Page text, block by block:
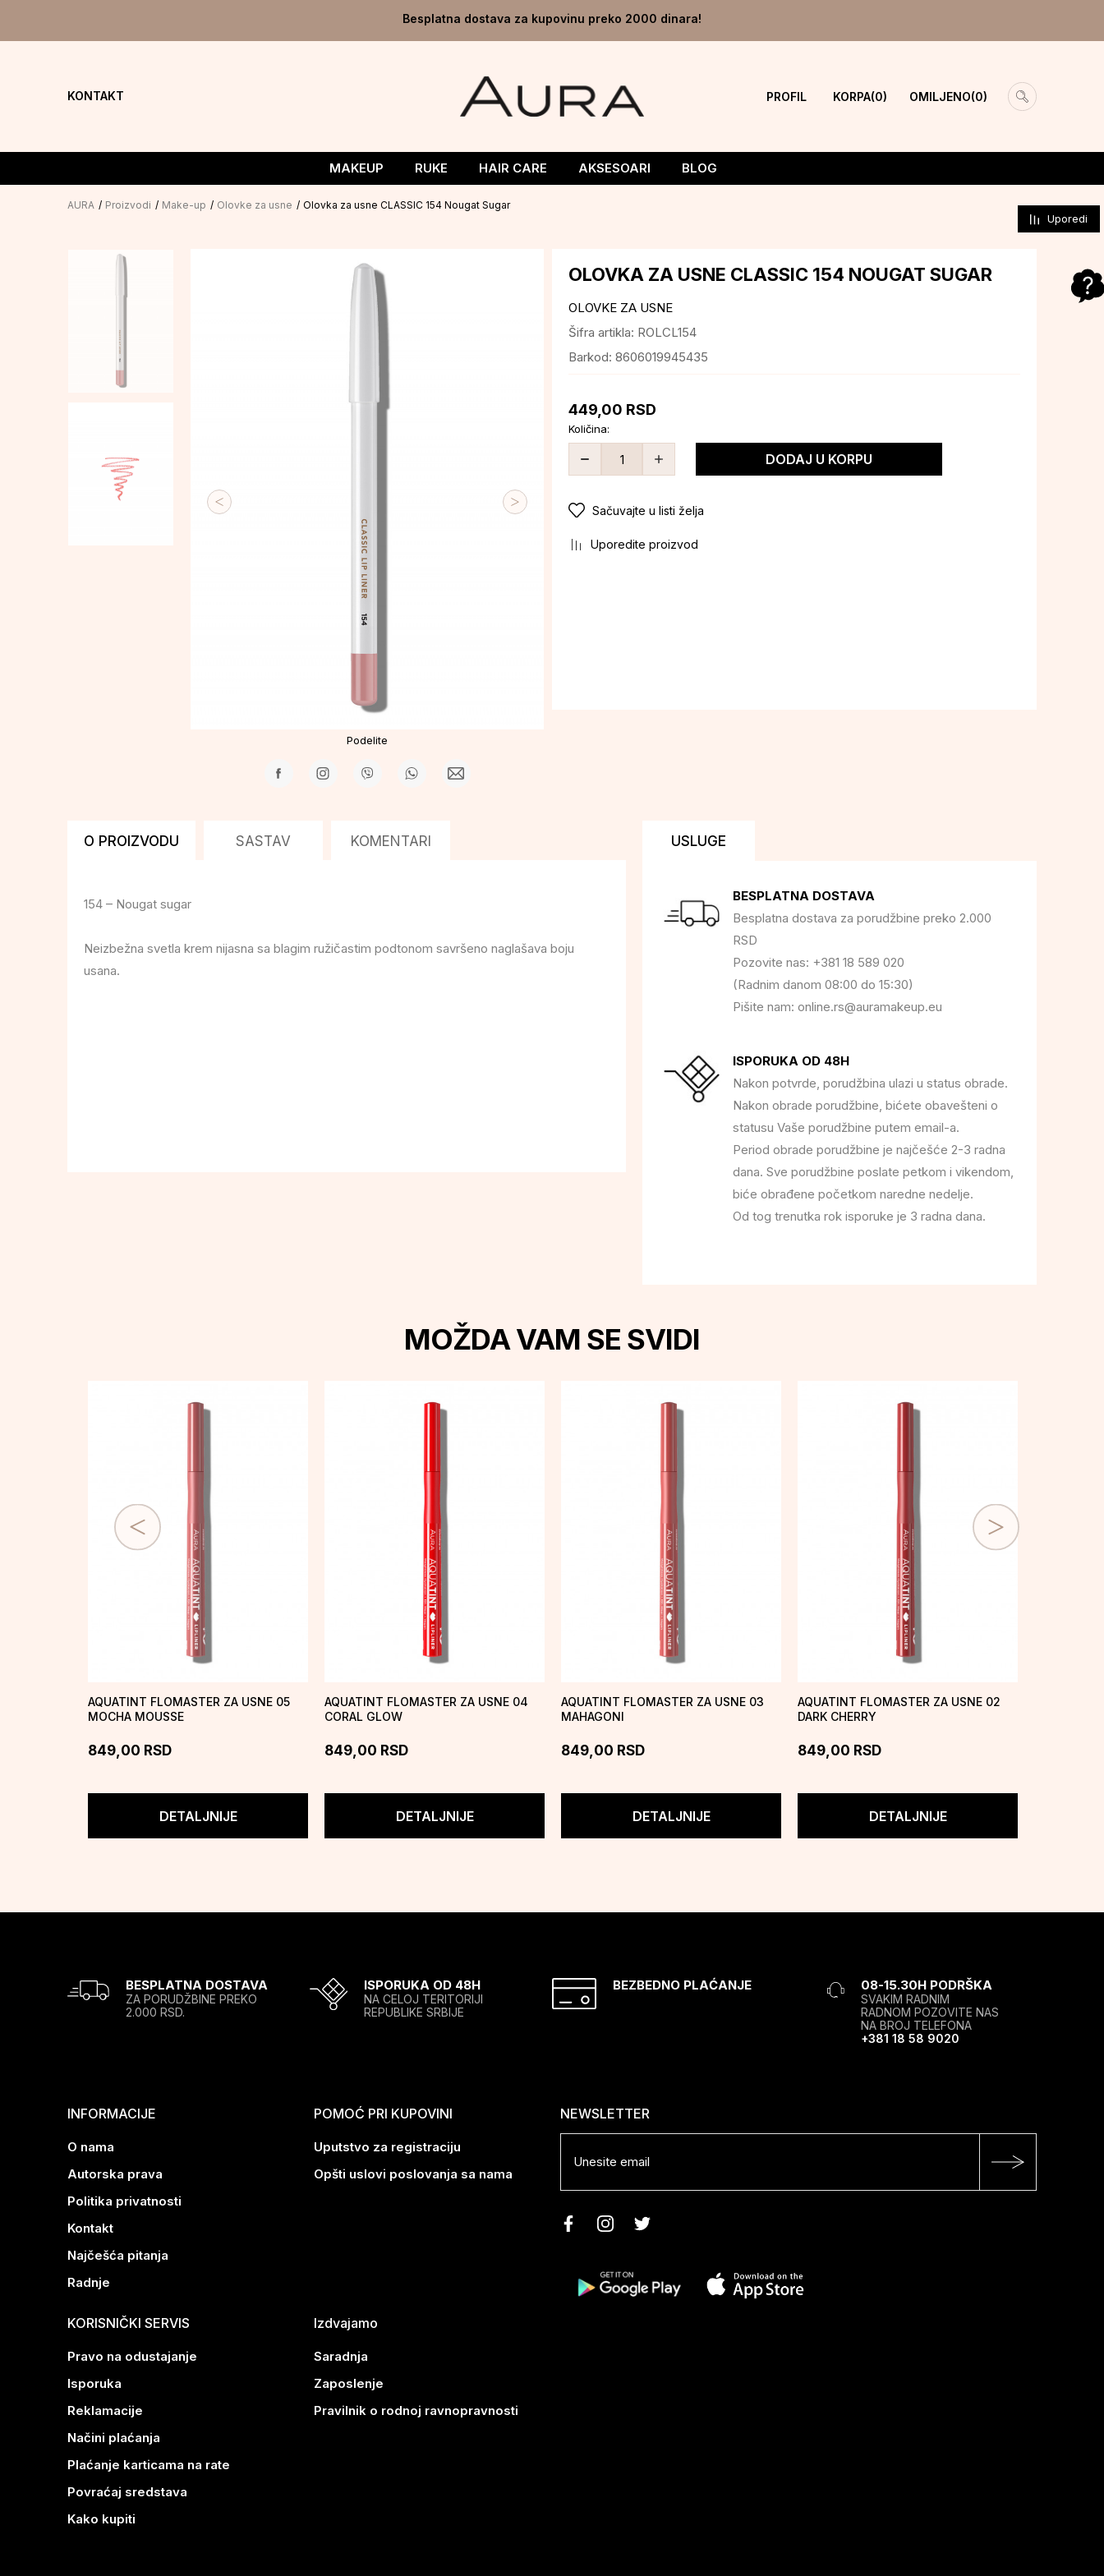
Besplatna dostava za kupovinu preko 2000 dinara!
KONTAKT PROFIL KORPA 0 0
OMILJENO
MAKEUP RUKE HAIR CARE AKSESOARI BLOG
AURA Proizvodi Make-up Olovke za usne Olovka za usne CLASSIC 154 Nougat Sugar
Podelite
OLOVKA ZA USNE CLASSIC 154 NOUGAT SUGAR
OLOVKE ZA USNE
Šifra artikla: ROLCL154
Barkod: 8606019945435
449,00 RSD
Količina:
DODAJ U KORPU
Sačuvajte u listi želja
Uporedite proizvod
Uporedi
O PROIZVODU SASTAV KOMENTARI
154 – Nougat sugar
Neizbežna svetla krem nijasna sa blagim ružičastim podtonom savršeno naglašava boju
usana.
USLUGE
BESPLATNA DOSTAVA
Besplatna dostava za porudžbine preko 2.000
RSD
Pozovite nas: +381 18 589 020
(Radnim danom 08:00 do 15:30)
Pišite nam: online.rs@auramakeup.eu
ISPORUKA OD 48H
Nakon potvrde, porudžbina ulazi u status obrade.
Nakon obrade porudžbine, bićete obavešteni o
statusu Vaše porudžbine putem email-a.
Period obrade porudžbine je najčešće 2-3 radna
dana. Sve porudžbine poslate petkom i vikendom,
biće obrađene početkom naredne nedelje.
Od tog trenutka rok isporuke je 3 radna dana.
MOŽDA VAM SE SVIDI
AQUATINT FLOMASTER ZA USNE 05
MOCHA MOUSSE
DETALJNIJE
849,00 RSD
AQUATINT FLOMASTER ZA USNE 04
CORAL GLOW
DETALJNIJE
849,00 RSD
AQUATINT FLOMASTER ZA USNE 03
MAHAGONI
DETALJNIJE
849,00 RSD
AQUATINT FLOMASTER ZA USNE 02
DARK CHERRY
DETALJNIJE
849,00 RSD
BESPLATNA DOSTAVA
ZA PORUDŽBINE PREKO
2.000 RSD.
ISPORUKA OD 48H
NA CELOJ TERITORIJI
REPUBLIKE SRBIJE
BEZBEDNO PLAĆANJE 08-15.30H PODRŠKA
SVAKIM RADNIM
RADNOM POZOVITE NAS
NA BROJ TELEFONA
+381 18 58 9020
INFORMACIJE
O nama
Autorska prava
Politika privatnosti
Kontakt
Najčešća pitanja
Radnje
POMOĆ PRI KUPOVINI
Uputstvo za registraciju
Opšti uslovi poslovanja sa nama
KORISNIČKI SERVIS
Pravo na odustajanje
Isporuka
Reklamacije
Načini plaćanja
Plaćanje karticama na rate
Povraćaj sredstava
Kako kupiti
Izdvajamo
Saradnja
Zaposlenje
Pravilnik o rodnoj ravnopravnosti
NEWSLETTER